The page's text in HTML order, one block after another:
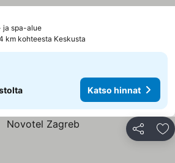
ja spa-alueKatso hinnat
hinnat
km kohteesta Keskusta
Katso hinnat
Jaa